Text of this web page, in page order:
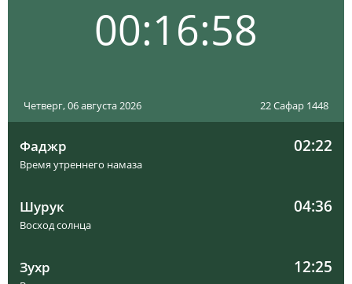
00:16:57
Четверг, 06 августа 2026 22 Сафар 1448
Фаджр 02:22
Время утреннего намаза
Шурук 04:36
Восход солнца
Зухр 12:25